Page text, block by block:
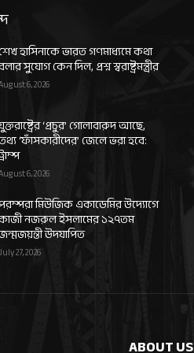
হাসিনাকে ভারত গণমাধ্যমে কথা
সুযোগ কেন দিল, প্রশ্ন স্বরাষ্ট্রমন্ত্রীর
6, 2026
‘প্রচুর’ গোলাবারুদ আছে,
‘ফাঁসকারীদের’ জেলে ভরা হবে:
6, 2026
মিউজিক একাডেমির উদ্যোগে
নজরুল ইসলামের ১২৭তম
উদযাপিত
27, 2026
ABOUT US